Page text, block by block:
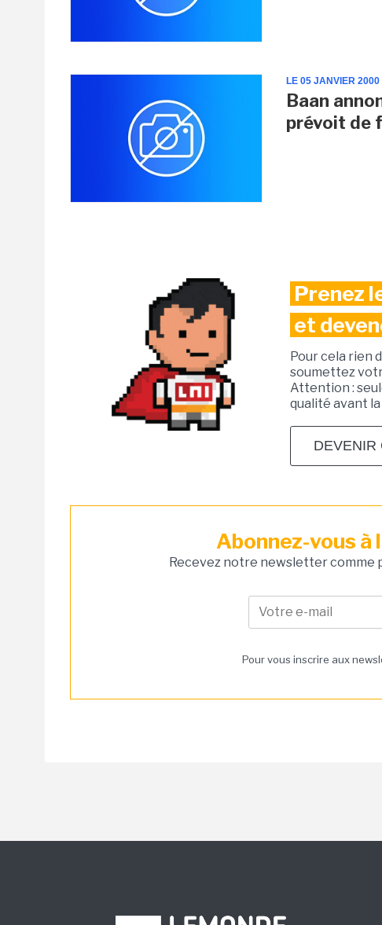
LE 05 JANVIER 2000
Baan
prévoit de
Prenez
et
Pour cela rien
soumettez
Attention :
qualité avant
DEVENIR
Abonnez-vous
Recevez notre newsletter comme
Pour vous inscrire aux